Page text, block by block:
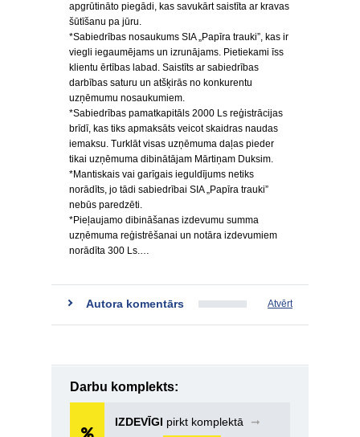
apgrūtināto piegādi, kas savukārt saistīta ar kravas
šūtīšanu pa jūru.
*Sabiedrības nosaukums SIA „Papīra trauki”, kas ir
viegli iegaumējams un izrunājams. Pietiekami īss
klientu ērtības labad. Saistīts ar sabiedrības
darbības saturu un atšķirās no konkurentu
uzņēmumu nosaukumiem.
*Sabiedrības pamatkapitāls 2000 Ls reģistrācijas
brīdī, kas tiks apmaksāts veicot skaidras naudas
iemaksu. Turklāt visas uzņēmuma daļas pieder
tikai uzņēmuma dibinātājam Mārtiņam Duksim.
*Mantiskais vai garīgais ieguldījums netiks
norādīts, jo tādi sabiedrībai SIA „Papīra trauki”
nebūs paredzēti.
*Pieļaujamo dibināšanas izdevumu summa
uzņēmuma reģistrēšanai un notāra izdevumiem
norādīta 300 Ls.…
Autora komentārs Atvērt
Darbu komplekts:
IZDEVĪGI pirkt komplektā
➞